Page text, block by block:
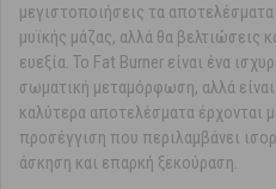
μεγιστοποιήσεις τα
μυϊκής μάζας, αλλά θα βελτιώσεις
ευεξία. Το Fat Burner είναι ένα
σωματική μεταμόρφωση, αλλά
καλύτερα αποτελέσματα έρχονται
προσέγγιση που περιλαμβάνει
άσκηση και επαρκή ξεκούραση.